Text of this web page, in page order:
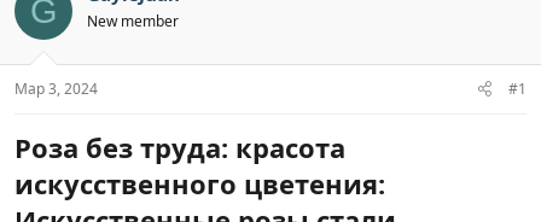
о
р
е
м
а
н
ч
G New member
Мар 3, 2024 #1
Роза без труда: красота
искусственного цветения: